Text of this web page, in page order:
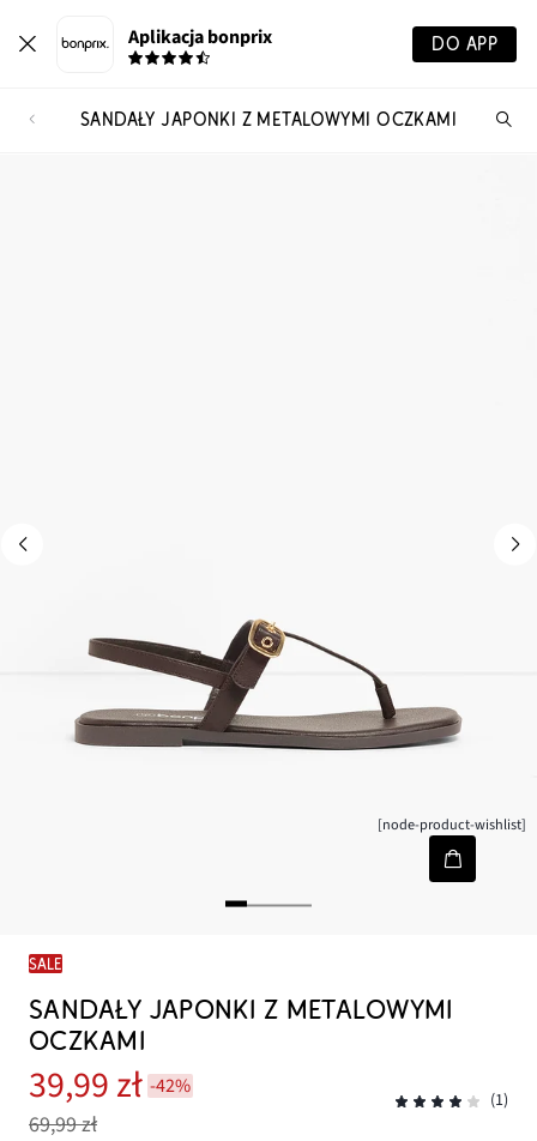
Aplikacja bonprix DO APP
SANDAŁY JAPONKI Z METALOWYMI OCZKAMI
[node-product-wishlist]
SALE
SANDAŁY JAPONKI Z METALOWYMI
OCZKAMI
39,99 zł -42%
69,99 zł
(1)